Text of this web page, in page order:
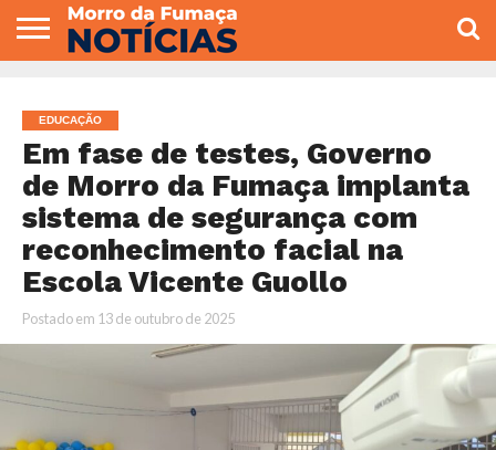
VEREADORES
EDUCAÇÃO
Em fase de testes, Governo
de Morro da Fumaça implanta
sistema de segurança com
reconhecimento facial na
Escola Vicente Guollo
Postado em 13 de outubro de 2025